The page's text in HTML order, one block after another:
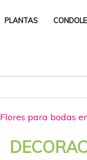
PLANTAS
Flores para bodas